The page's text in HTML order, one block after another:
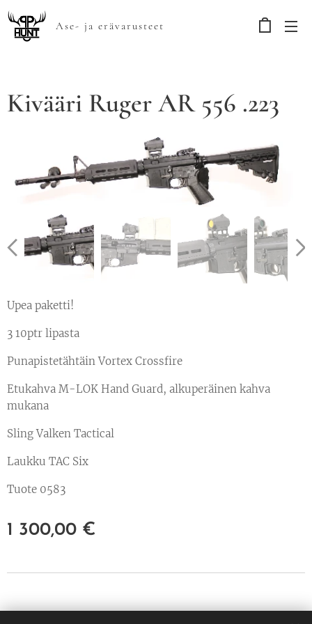
Ase- ja erävarusteet
Kivääri Ruger AR 556 .223
Upea paketti!
3 10ptr lipasta
Punapistetähtäin Vortex Crossfire
Etukahva M-LOK Hand Guard, alkuperäinen kahva
mukana
Sling Valken Tactical
Laukku TAC Six
Tuote 0583
1 300,00 €